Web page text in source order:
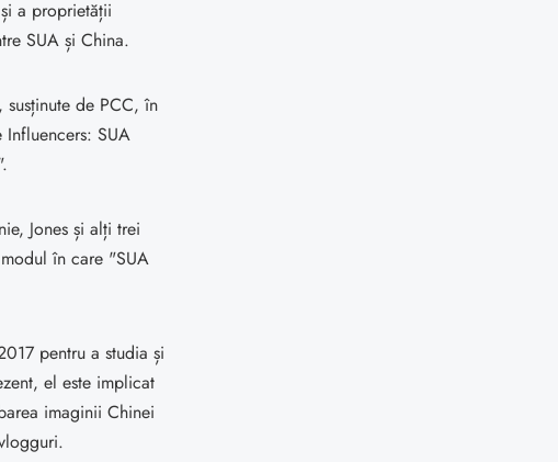
a proprietății
SUA și China.
de PCC, în
Influencers: SUA
Jones și alți trei
în care "SUA
pentru a studia și
el este implicat
imaginii Chinei